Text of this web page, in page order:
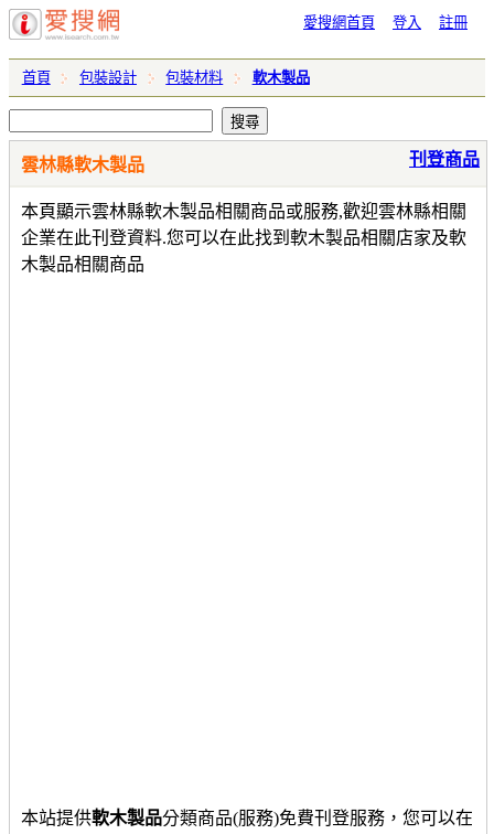
愛搜網首頁 登入 註冊
首頁 包裝設計 包裝材料 軟木製品
雲林縣軟木製品
本頁顯示雲林縣軟木製品相關商品或服務,歡迎雲林縣相關
企業在此刊登資料.您可以在此找到軟木製品相關店家及軟
木製品相關商品
刊登商品
本站提供軟木製品分類商品(服務)免費刊登服務，您可以在